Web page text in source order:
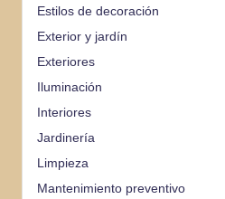
Estilos de decoración
Exterior y jardín
Exteriores
Iluminación
Interiores
Jardinería
Limpieza
Mantenimiento preventivo